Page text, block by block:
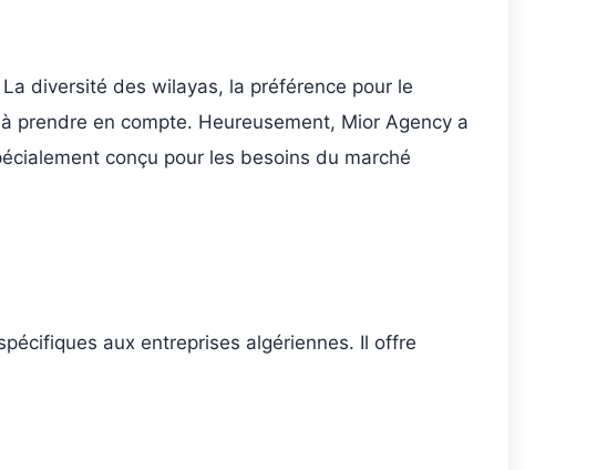
diversité des wilayas, la préférence pour le
prendre en compte. Heureusement, Mior Agency a
conçu pour les besoins du marché
aux entreprises algériennes. Il offre